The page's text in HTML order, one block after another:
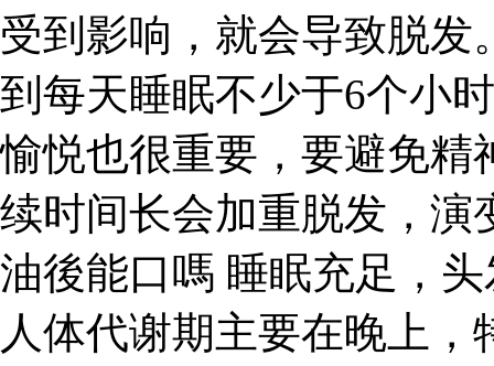
受到影响，就会导致脱
到每天睡眠不少于6个小
愉悦也很重要，要避免精
续时间长会加重脱发，演
油後能口嗎 睡眠充足，
人体代谢期主要在晚上